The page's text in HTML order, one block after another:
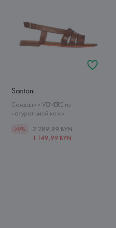
Santoni
Сандалии VENERE из
натуральной кожи
50%
2 289,99 BYN
1 149,99 BYN